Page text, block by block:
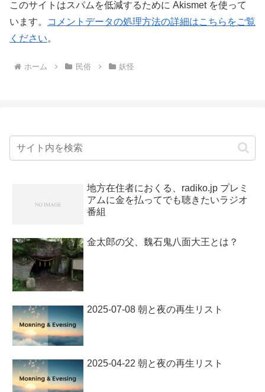
このサイトはスパムを低減するために Akismet を使って
います。
コメントデータの処理方法の詳細はこちらをご覧
ください。
ホーム 民俗 妖怪
地方在住者におくる、radiko.jp プレミ
アムに金を払ってでも聴きたいラジオ
番組
金太郎の父、魏石鬼八面大王とは？
2025-07-08 朝と夜の再生リスト
2025-04-22 朝と夜の再生リスト